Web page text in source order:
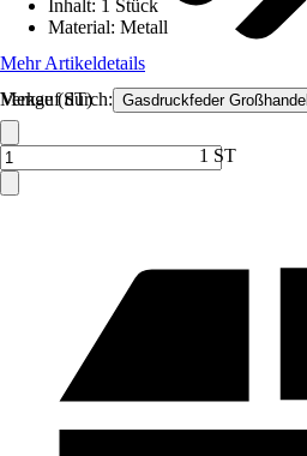
Verkauf durch: Gasdruckfeder Großhandel
Inhalt: 1 Stück
Material: Metall
Mehr Artikeldetails
Menge (ST)
1 ST